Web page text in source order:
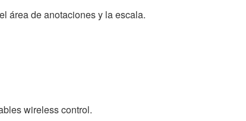
área de anotaciones y la escala.
wireless control.